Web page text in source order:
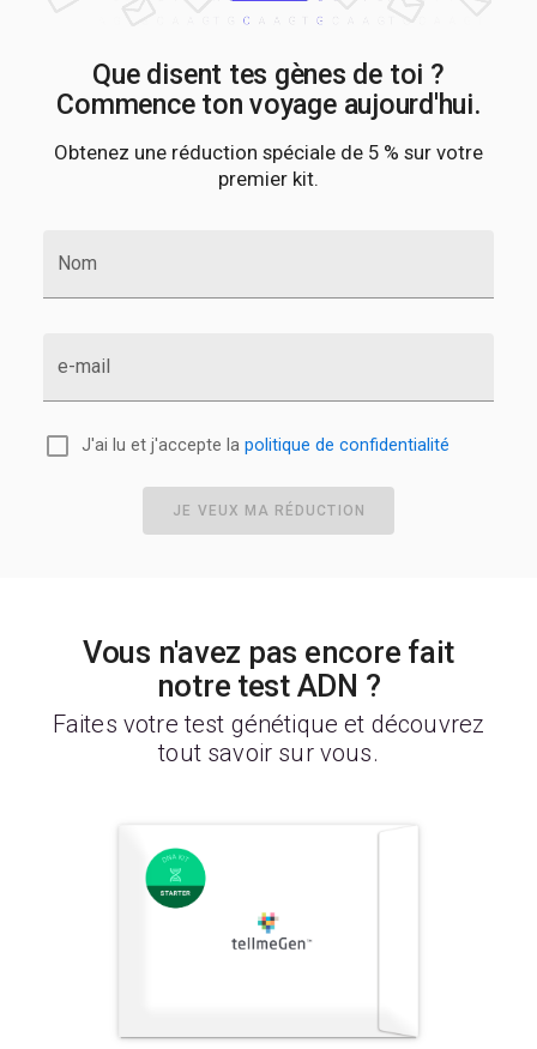
Que disent tes gènes de toi ?
Commence ton voyage aujourd'hui.
Obtenez une réduction spéciale de 5 % sur votre
premier kit.
Nom
e-mail
J'ai lu et j'accepte la politique de confidentialité
JE VEUX MA RÉDUCTION
Vous n'avez pas encore fait
notre test ADN ?
Faites votre test génétique et découvrez
tout savoir sur vous.